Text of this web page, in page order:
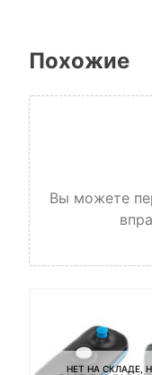
Похожие
Вы можете
НЕТ НА СКЛАДЕ,